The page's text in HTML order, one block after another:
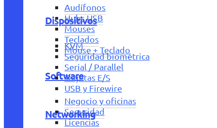
Audífonos
Hubs USB
Mouses
Teclados
Mouse + Teclado
Software
Negocio y oficinas
Seguridad
Licencias
Dispositivos
KVM
Seguridad biométrica
Serial / Parallel
Tarjetas E/S
USB y Firewire
Networking